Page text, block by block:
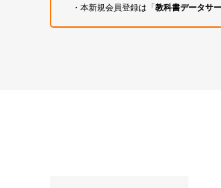
・本新規会員登録は「教科書データサ